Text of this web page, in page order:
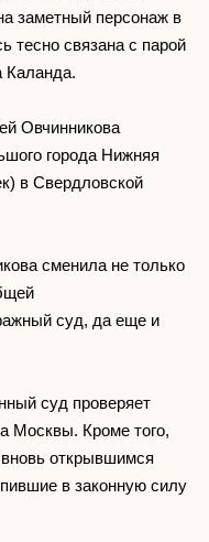
заметный персонаж в
тесно связана с парой
Каланда.
Овчинникова
города Нижняя
в Свердловской
сменила не только
суд, да еще и
суд проверяет
Москвы. Кроме того,
открывшимся
в законную силу